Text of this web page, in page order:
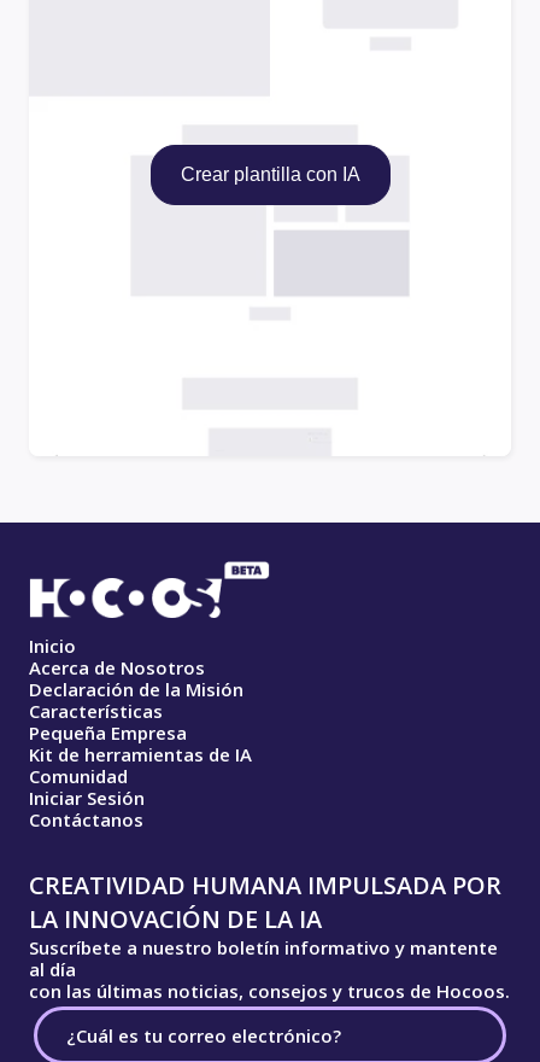
Crear plantilla con IA
Inicio
Acerca de Nosotros
Declaración de la Misión
Características
Pequeña Empresa
Kit de herramientas de IA
Comunidad
Iniciar Sesión
Contáctanos
CREATIVIDAD HUMANA IMPULSADA POR
LA INNOVACIÓN DE LA IA
Suscríbete a nuestro boletín informativo y mantente
al día
con las últimas noticias, consejos y trucos de Hocoos.